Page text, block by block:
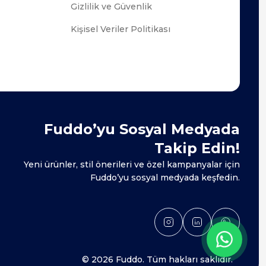
Gizlilik ve Güvenlik
Kişisel Veriler Politikası
Fuddo’yu Sosyal Medyada
Takip Edin!
Yeni ürünler, stil önerileri ve özel kampanyalar için
Fuddo’yu sosyal medyada keşfedin.
© 2026 Fuddo. Tüm hakları saklıdır.